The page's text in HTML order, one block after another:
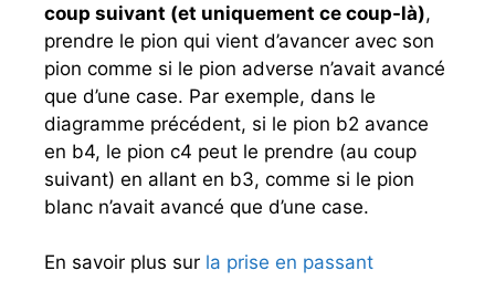
coup suivant (et uniquement ce coup-là),
prendre le pion qui vient d’avancer avec son
pion comme si le pion adverse n’avait avancé
que d’une case. Par exemple, dans le
diagramme précédent, si le pion b2 avance
en b4, le pion c4 peut le prendre (au coup
suivant) en allant en b3, comme si le pion
blanc n’avait avancé que d’une case.
En savoir plus sur la prise en passant